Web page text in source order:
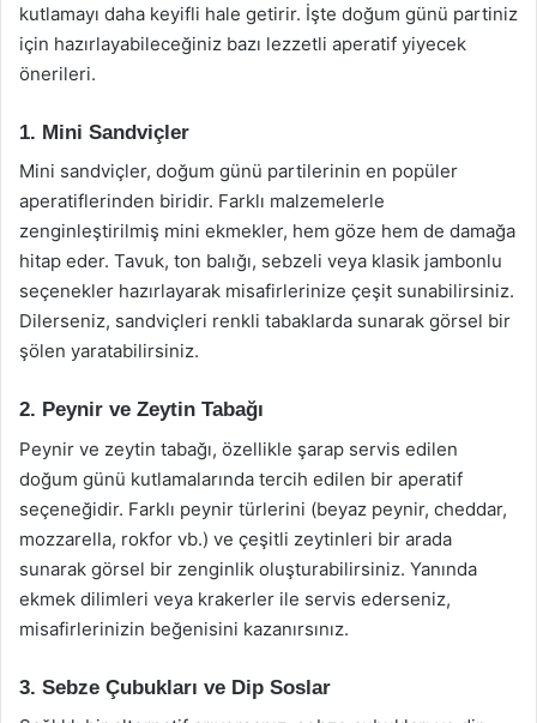
kutlamayı daha keyifli hale getirir. İşte doğum günü partiniz
için hazırlayabileceğiniz bazı lezzetli aperatif yiyecek
önerileri.
1. Mini Sandviçler
Mini sandviçler, doğum günü partilerinin en popüler
aperatiflerinden biridir. Farklı malzemelerle
zenginleştirilmiş mini ekmekler, hem göze hem de damağa
hitap eder. Tavuk, ton balığı, sebzeli veya klasik jambonlu
seçenekler hazırlayarak misafirlerinize çeşit sunabilirsiniz.
Dilerseniz, sandviçleri renkli tabaklarda sunarak görsel bir
şölen yaratabilirsiniz.
2. Peynir ve Zeytin Tabağı
Peynir ve zeytin tabağı, özellikle şarap servis edilen
doğum günü kutlamalarında tercih edilen bir aperatif
seçeneğidir. Farklı peynir türlerini (beyaz peynir, cheddar,
mozzarella, rokfor vb.) ve çeşitli zeytinleri bir arada
sunarak görsel bir zenginlik oluşturabilirsiniz. Yanında
ekmek dilimleri veya krakerler ile servis ederseniz,
misafirlerinizin beğenisini kazanırsınız.
3. Sebze Çubukları ve Dip Soslar